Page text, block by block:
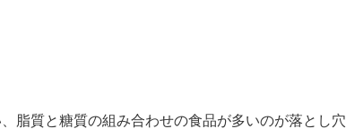
脂質と糖質の組み合わせの食品が多いのが落とし穴